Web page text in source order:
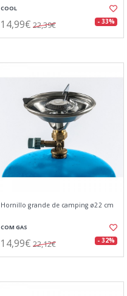
COOL
14,99€ 22,39€ - 33%
Hornillo grande de camping ø22 cm
COM GAS
14,99€ 22,12€ - 32%